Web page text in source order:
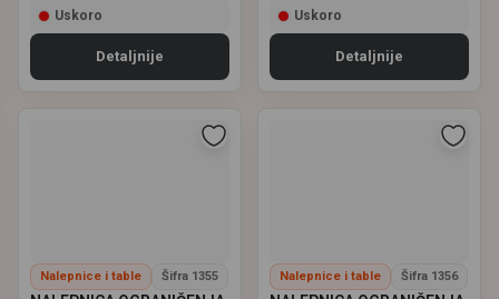
Uskoro
Detaljnije
Uskoro
Detaljnije
Nalepnice i table Šifra 1355 Nalepnice i table Šifra 1356